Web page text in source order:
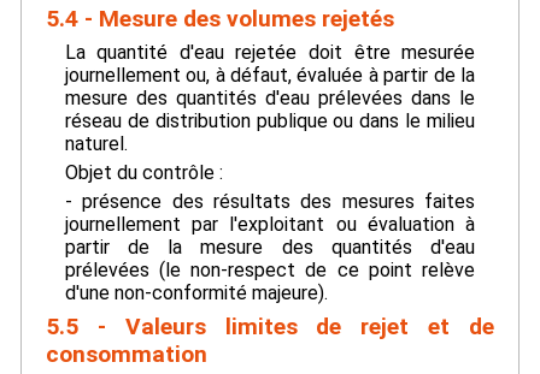
5.4 - Mesure des volumes rejetés
La quantité d'eau rejetée doit être mesurée
journellement ou, à défaut, évaluée à partir de la
mesure des quantités d'eau prélevées dans le
réseau de distribution publique ou dans le milieu
naturel.
Objet du contrôle :
- présence des résultats des mesures faites
journellement par l'exploitant ou évaluation à
partir de la mesure des quantités d'eau
prélevées (le non-respect de ce point relève
d'une non-conformité majeure).
5.5 - Valeurs limites de rejet et de
consommation